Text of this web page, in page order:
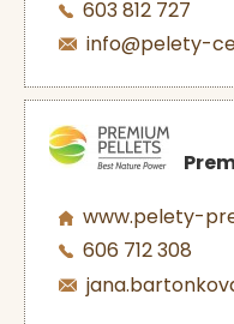
603 812 727
info@pelety-
www.pelety-
606 712 308